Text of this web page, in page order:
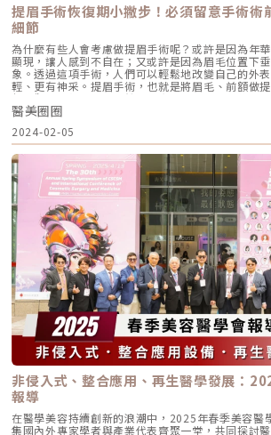
穩定性，同時帶來短暫的視覺澎潤感。隨著時間的流
謝吸收，讓整體效果回到 PDLLA 所帶動的膠原蛋白
芙蕾的最終表現更偏向結構改善，而非單純填充。
結構補強，改善凹陷視覺以 Volumizing 為核心概
陷與支撐度下降進行結構補強，讓臉部線條看起來
步改善膚質狀態不只著眼於體積調整，同時關注
膚在細緻度、彈性與整體質感上逐步改善。3. 變化
並非一次到位，而是隨時間慢慢呈現，適合希望外
明顯「做過」痕跡的人。妮芙蕾效果如何？改善是立
意的不是「有沒有效」，而是「什麼時候看得到效
蕾（澎怦針）來說，改善通常呈現漸進式變化，而
大致分為幾個階段來理解。初期感受：施作後的短
看起來較飽滿。中後期變化：約 1～3 個月後，隨
實度與細緻感會慢慢顯現。效果高峰期：對多數人
相對穩定階段後，約在數個月內，整體膚況與結構
實際表現仍會因個人體質而有所差異。妮芙蕾可以
個人體質、生活習慣及療程規劃而有所差異。一般
效果並非永久，但在成分逐漸代謝前，已生成的膠原
中，持續發揮支撐作用。大多情況下，NeoFilera
18～24 個月，實際表現仍需視個人狀況而定，例
蛋白流失程度、日常作息與生活習慣，以及後續保
響整體維持感受。妮芙蕾案例分享市面上常見膠原
蛋白增生劑時，與其問「哪一種最好」，不如回到
一種療程設計，最符合自己的需求與期待。市面上
雖然都以刺激自體膠原蛋白為核心，但在成分結構
上，仍存在明顯差異。常見 QA｜關於妮芙蕾你一
NeoFilera 妮芙蕾和一般玻尿酸有什麼不同？玻尿
果，隨時間逐步被吸收；而 NeoFilera 妮芙蕾屬於
於刺激自體膠原蛋白生成，改善肌膚結構與支撐度
節奏上並不相同。Q2：澎怦針是不是打完就會立刻
因成分而出現視覺上的澎潤感，但並非最終效果。
至數月內，隨著膠原蛋白逐漸生成，肌膚狀態會慢
澎怦針需要打幾次才會比較有感？施作次數會依個人
度與期待效果而有所不同。有些人一次即可感受變化
行，讓改善過程更穩定、自然。Q4：NeoFilera 妮
提眉手術恢復期小撇步！必須留意手術術
細節
為什麼有些人會考慮做提眉手術呢？或許是因為年
顯現，讓人感到不自在；又或許是因為眉毛位置下
象。透過這項手術，人們可以輕鬆地改變自己的外
輕、更有神采。提眉手術，也就是將眉毛、前額做
部外觀更年輕、緊緻。然而，實現理想的手術效果
術，還需要患者在手術後能嚴格遵守醫師囑咐的事項
到手術結果的最終呈現，更直接影響整體恢復過程
眉手術的恢復期、術前術後須知、疤痕照護，以利
術。提眉手術前須知事項 蟹足腫或容易形成肥厚疤
知醫師。 使用抗凝血藥劑成分藥物的患者應告知醫
物。 術前應戒煙戒酒：建議提前停止吸菸和飲酒，
傷口癒合造成不利影響。 術前避免攝取維生素E、
以預防術後出血，減輕術後腫脹。 如需全身麻醉，
以降低手術麻醉期間患者發生胃食道逆流的風險。
水晶指甲或塗抹指甲油，前一天必須卸除，以確保術
量。 術前需取下所有飾品：含活動假牙、隱形眼鏡
等，以避免手術中的導電危險。 手術當天不得化妝
否有出血情況。 女性應避免在經期、孕期、哺乳期
後留意事項 術後的瘀青或腫脹會因每個人體質差異
通常在一週內會逐漸減輕，使得手術恢復期相對短暫
除了會因為醫師技術和體質差異的影響外，後期的
建議使用去疤產品能夠有效淡化疤痕。 注意保持傷
以預防感染或傷口癒合困難。 睡覺時可使用枕頭來
回流引起腫脹。 出門時可上底妝，戴太陽眼鏡以遮
柔，防止拉扯到傷口。 由於傷口位置在眼部周圍，
活動，例如哭泣或長時間用眼。 傷口保持乾爽清潔
棉花棒或無菌棉枝，避免細菌感染。 如果有蟹足腫
況，應在術前告知醫師。 術後3天可透過冰敷以減
可改用溫熱敷。提眉手術恢復期一般來說，約10天
而眼部周圍可能出現的瘀青，會視個人體質而有所
漸消退。在手術後的3至4天左右，傷口可能會有較
醫美圈圈
2024-02-05
非侵入式、整合應用、再生醫學發展：
報導
在醫學美容持續創新的浪潮中，2025年春季美容醫
集國內外專家學者與產業代表齊聚一堂，共同探討